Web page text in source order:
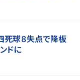
四死球８失点で降板
ドに